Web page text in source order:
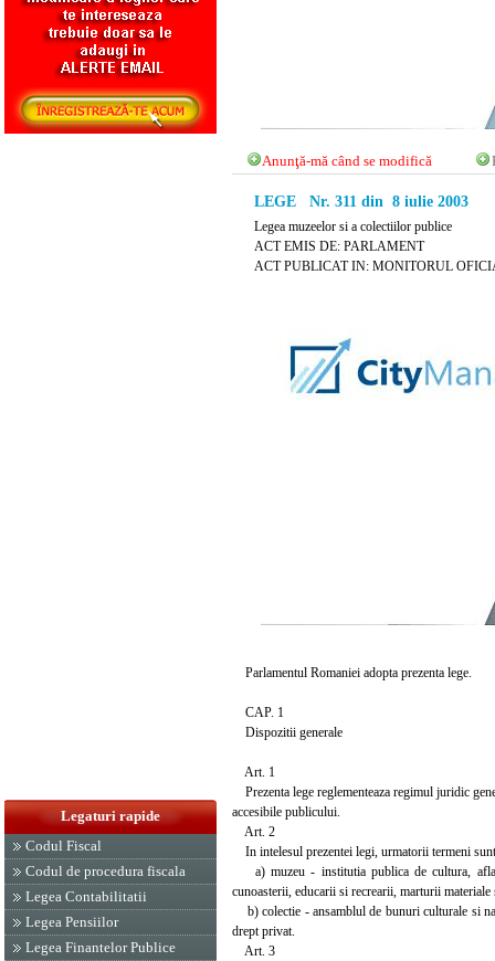
Legaturi rapide
Codul Fiscal
Codul de procedura fiscala
Legea Contabilitatii
Legea Pensiilor
Legea Finantelor Publice
Anunţă-mă când se modifică
LEGE Nr. 311 din 8 iulie 2003
Legea muzeelor si a colectiilor publice
ACT EMIS DE: PARLAMENT
ACT PUBLICAT IN: MONITORUL
Parlamentul Romaniei adopta prezenta lege.
CAP. 1
Dispozitii generale
Art. 1
Prezenta lege reglementeaza regimul juridic
accesibile publicului.
Art. 2
In intelesul prezentei legi, urmatorii termeni
a) muzeu - institutia publica de cultura,
cunoasterii, educarii si recrearii, marturii
b) colectie - ansamblul de bunuri culturale si
drept privat.
Art. 3